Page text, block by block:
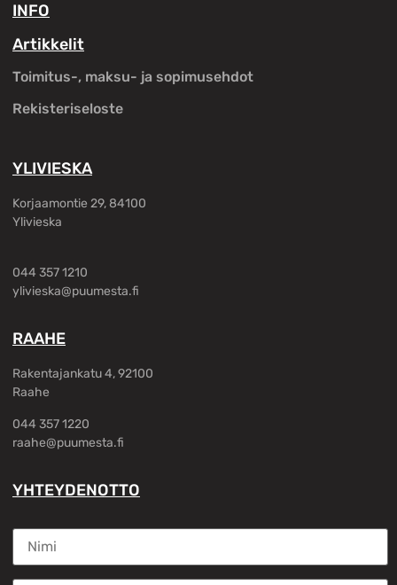
INFO
Artikkelit
Toimitus-, maksu- ja sopimusehdot
Rekisteriseloste
YLIVIESKA
Korjaamontie 29, 84100
Ylivieska
044 357 1210
ylivieska@puumesta.fi
RAAHE
Rakentajankatu 4, 92100
Raahe
044 357 1220
raahe@puumesta.fi
YHTEYDENOTTO